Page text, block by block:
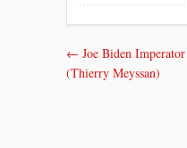
Navigation
← Joe Biden Imperator
(Thierry Meyssan)